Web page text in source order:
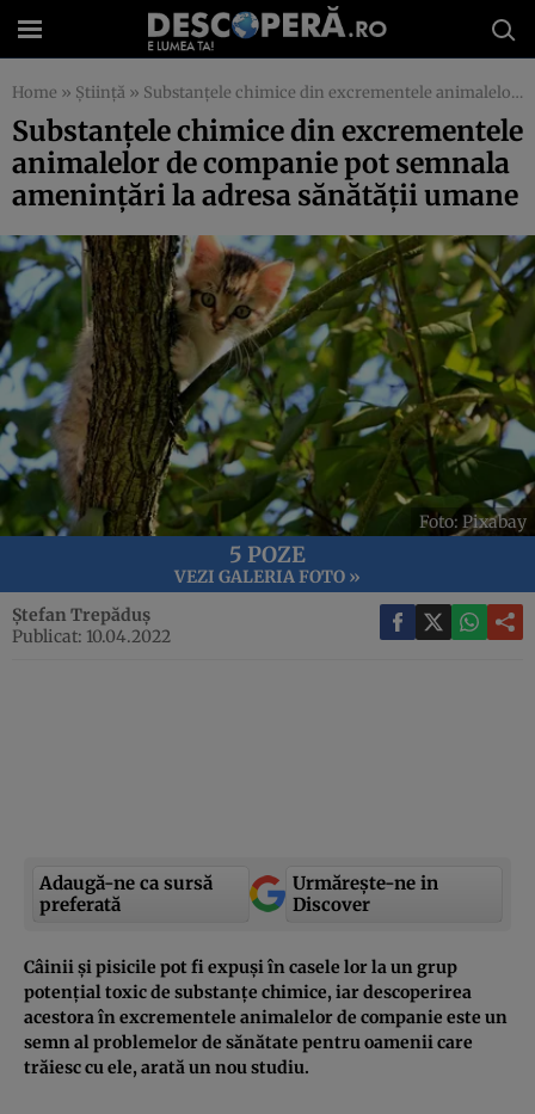
Home » Știință » Substanțele chimice din excrementele animalelor de companie pot semnala amenințări la adresa sănătății umane
Substanțele chimice din excrementele
animalelor de companie pot semnala
amenințări la adresa sănătății umane
Foto: Pixabay
5 POZE
VEZI GALERIA FOTO »
Ștefan Trepăduș
Publicat: 10.04.2022
Adaugă-ne ca sursă
preferată
Urmărește-ne in
Discover
Câinii și pisicile pot fi expuși în casele lor la un grup
potențial toxic de substanțe chimice, iar descoperirea
acestora în excrementele animalelor de companie este un
semn al problemelor de sănătate pentru oamenii care
trăiesc cu ele, arată un nou studiu.